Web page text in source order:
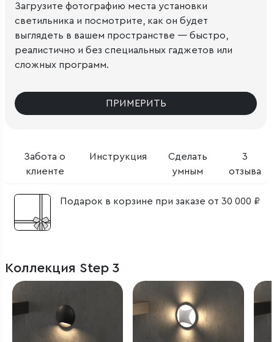
Забота о
клиенте
Инструкция
Сделать
умным
3
отзыва
Подарок в корзине при заказе от 30 000 ₽
Загрузите фотографию места установки
светильника и посмотрите, как он будет
выглядеть в вашем пространстве — быстро,
реалистично и без специальных гаджетов или
сложных программ.
ПРИМЕРИТЬ
Коллекция Step 3